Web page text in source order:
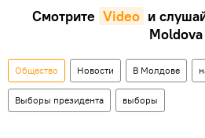
Смотрите Video и
Moldova
Общество Новости В Молдове
Выборы президента выборы